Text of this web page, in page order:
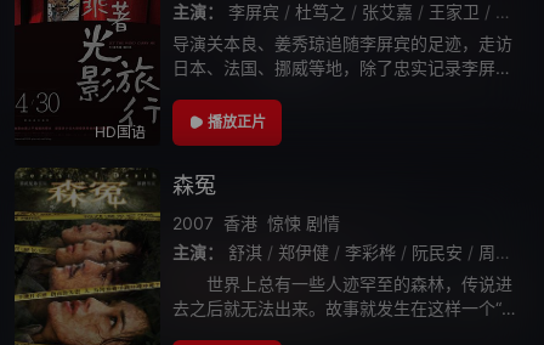
HD国语
主演：
李屏宾 / 杜笃之 / 张艾嘉 / 王家卫 / 陈昌
导演关本良、姜秀琼追随李屏宾的足迹，走访
日本、法国、挪威等地，除了忠实记录李屏宾
度在镜头前，畅谈自己的学习、成长、手法与
哲学。
播放正片
森冤
2007 香港 惊悚 剧情
主演：
舒淇 / 郑伊健 / 李彩桦 / 阮民安 / 周俊伟
世界上总有一些人迹罕至的森林，传说进
去之后就无法出来。故事就发生在这样一个“寻